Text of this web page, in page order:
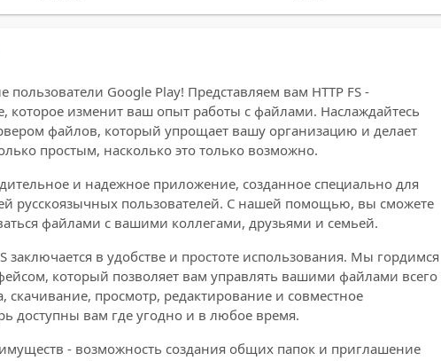
пользователи Google Play! Представляем вам HTTP FS -
изменит ваш опыт работы с файлами. Наслаждайтесь
файлов, который упрощает вашу организацию и делает
простым, насколько это только возможно.
и надежное приложение, созданное специально для
русскоязычных пользователей. С нашей помощью, вы сможете
файлами с вашими коллегами, друзьями и семьей.
заключается в удобстве и простоте использования. Мы гордимся
который позволяет вам управлять вашими файлами всего
скачивание, просмотр, редактирование и совместное
доступны вам где угодно и в любое время.
- возможность создания общих папок и приглашение